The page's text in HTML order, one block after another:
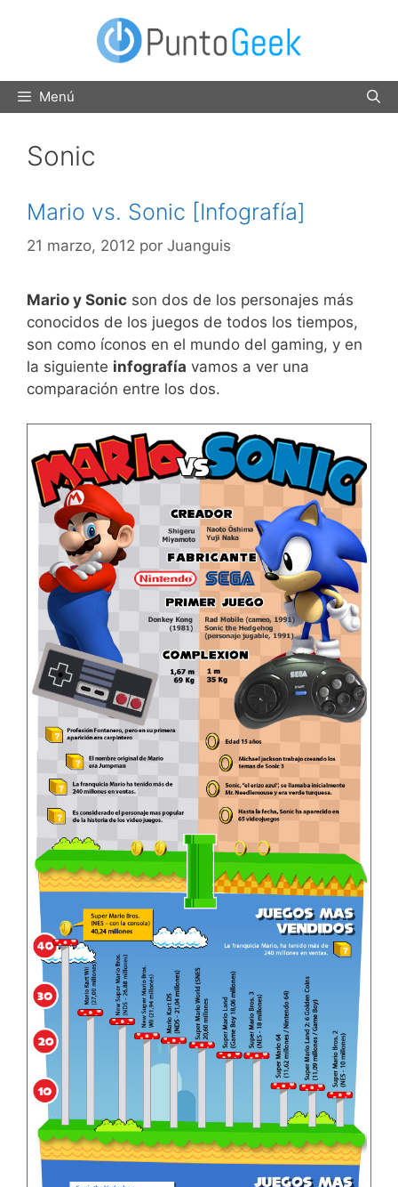
Menú
Sonic
Mario vs. Sonic [Infografía]
21 marzo, 2012 por Juanguis
Mario y Sonic son dos de los personajes más
conocidos de los juegos de todos los tiempos,
son como íconos en el mundo del gaming, y en
la siguiente infografía vamos a ver una
comparación entre los dos.